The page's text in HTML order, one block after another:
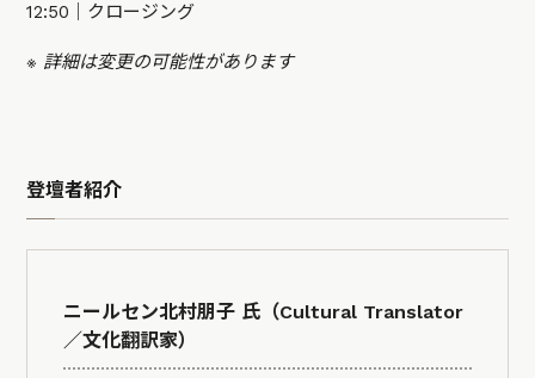
12:50｜クロージング
※ 詳細は変更の可能性があります
登壇者紹介
ニールセン北村朋子 氏（Cultural Translator
／文化翻訳家）